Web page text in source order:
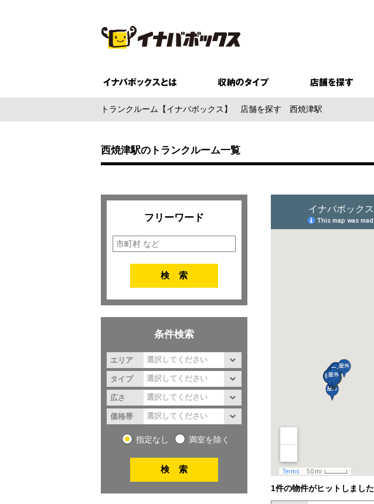
トランクルーム【イナバボックス】 店舗を探す 西焼津駅
西焼津駅のトランクルーム一覧
1件の物件がヒットしました
フリーワード
条件検索
エリア
タイプ
広さ
価格帯
指定なし 満室を除く